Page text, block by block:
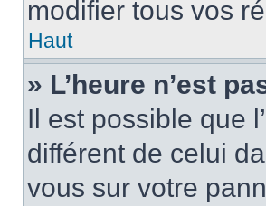
modifier tous vos
Haut
» L’heure n’est
Il est possible que
différent de celui
vous sur votre